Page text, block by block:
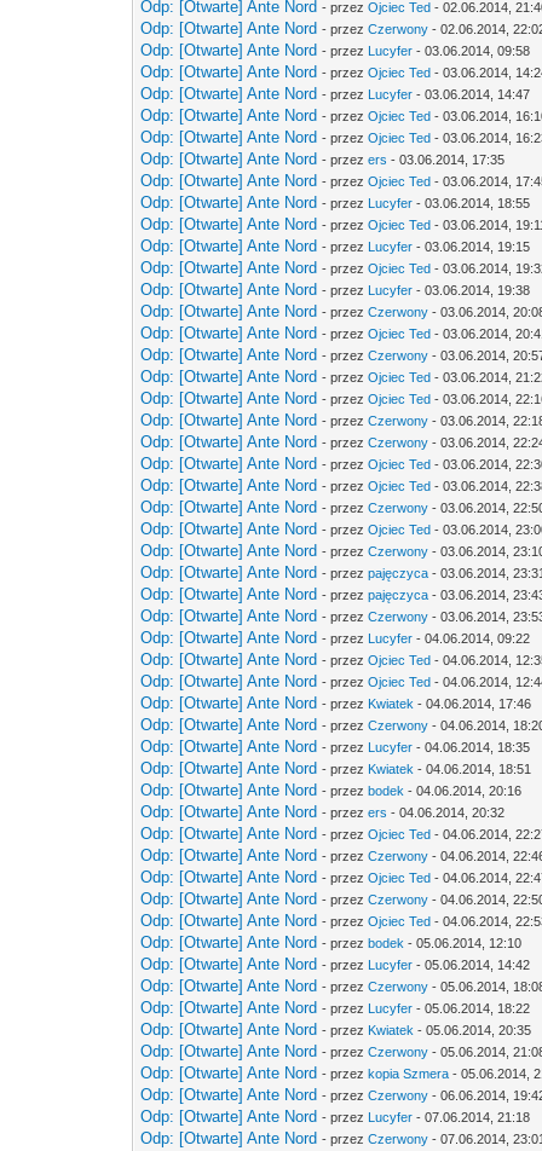
Odp: [Otwarte] Ante Nord - przezOjciec Ted - 02.06.2014,
Odp: [Otwarte] Ante Nord - przezCzerwony - 02.06.2014,
Odp: [Otwarte] Ante Nord - przez Lucyfer - 03.06.2014, 09:58
Odp: [Otwarte] Ante Nord - przezOjciec Ted - 03.06.2014,
Odp: [Otwarte] Ante Nord - przez Lucyfer - 03.06.2014, 14:47
Odp: [Otwarte] Ante Nord - przezOjciec Ted - 03.06.2014,
Odp: [Otwarte] Ante Nord - przezOjciec Ted - 03.06.2014,
Odp: [Otwarte] Ante Nord - przezers - 03.06.2014, 17:35
Odp: [Otwarte] Ante Nord - przezOjciec Ted - 03.06.2014,
Odp: [Otwarte] Ante Nord - przez Lucyfer - 03.06.2014, 18:55
Odp: [Otwarte] Ante Nord - przezOjciec Ted - 03.06.2014,
Odp: [Otwarte] Ante Nord - przez Lucyfer - 03.06.2014, 19:15
Odp: [Otwarte] Ante Nord - przezOjciec Ted - 03.06.2014,
Odp: [Otwarte] Ante Nord - przez Lucyfer - 03.06.2014, 19:38
Odp: [Otwarte] Ante Nord - przezCzerwony - 03.06.2014,
Odp: [Otwarte] Ante Nord - przezOjciec Ted - 03.06.2014,
Odp: [Otwarte] Ante Nord - przezCzerwony - 03.06.2014,
Odp: [Otwarte] Ante Nord - przezOjciec Ted - 03.06.2014,
Odp: [Otwarte] Ante Nord - przezOjciec Ted - 03.06.2014,
Odp: [Otwarte] Ante Nord - przezCzerwony - 03.06.2014,
Odp: [Otwarte] Ante Nord - przezCzerwony - 03.06.2014,
Odp: [Otwarte] Ante Nord - przezOjciec Ted - 03.06.2014,
Odp: [Otwarte] Ante Nord - przezOjciec Ted - 03.06.2014,
Odp: [Otwarte] Ante Nord - przezCzerwony - 03.06.2014,
Odp: [Otwarte] Ante Nord - przezOjciec Ted - 03.06.2014,
Odp: [Otwarte] Ante Nord - przezCzerwony - 03.06.2014,
Odp: [Otwarte] Ante Nord - przezpajęczyca - 03.06.2014, 23:31
Odp: [Otwarte] Ante Nord - przezpajęczyca - 03.06.2014,
Odp: [Otwarte] Ante Nord - przezCzerwony - 03.06.2014,
Odp: [Otwarte] Ante Nord - przez Lucyfer - 04.06.2014, 09:22
Odp: [Otwarte] Ante Nord - przezOjciec Ted - 04.06.2014,
Odp: [Otwarte] Ante Nord - przezOjciec Ted - 04.06.2014,
Odp: [Otwarte] Ante Nord - przez Kwiatek - 04.06.2014, 17:46
Odp: [Otwarte] Ante Nord - przezCzerwony - 04.06.2014,
Odp: [Otwarte] Ante Nord - przez Lucyfer - 04.06.2014, 18:35
Odp: [Otwarte] Ante Nord - przez Kwiatek - 04.06.2014, 18:51
Odp: [Otwarte] Ante Nord - przezbodek - 04.06.2014, 20:16
Odp: [Otwarte] Ante Nord - przezers - 04.06.2014, 20:32
Odp: [Otwarte] Ante Nord - przezOjciec Ted - 04.06.2014,
Odp: [Otwarte] Ante Nord - przezCzerwony - 04.06.2014,
Odp: [Otwarte] Ante Nord - przezOjciec Ted - 04.06.2014,
Odp: [Otwarte] Ante Nord - przezCzerwony - 04.06.2014,
Odp: [Otwarte] Ante Nord - przezOjciec Ted - 04.06.2014,
Odp: [Otwarte] Ante Nord - przezbodek - 05.06.2014, 12:10
Odp: [Otwarte] Ante Nord - przez Lucyfer - 05.06.2014, 14:42
Odp: [Otwarte] Ante Nord - przezCzerwony - 05.06.2014,
Odp: [Otwarte] Ante Nord - przez Lucyfer - 05.06.2014, 18:22
Odp: [Otwarte] Ante Nord - przez Kwiatek - 05.06.2014, 20:35
Odp: [Otwarte] Ante Nord - przezCzerwony - 05.06.2014,
Odp: [Otwarte] Ante Nord - przezkopia Szmera - 05.06.2014,
Odp: [Otwarte] Ante Nord - przezCzerwony - 06.06.2014,
Odp: [Otwarte] Ante Nord - przez Lucyfer - 07.06.2014, 21:18
Odp: [Otwarte] Ante Nord - przezCzerwony - 07.06.2014, 23:01